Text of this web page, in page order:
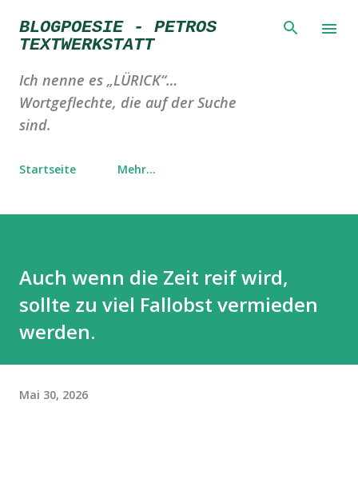
Direkt zum Hauptbereich
BLOGPOESIE - PETROS
TEXTWERKSTATT
Ich nenne es „LÜRICK“…
Wortgeflechte, die auf der Suche
sind.
Startseite Mehr…
Auch wenn die Zeit reif wird,
sollte zu viel Fallobst vermieden
werden.
Mai 30, 2026